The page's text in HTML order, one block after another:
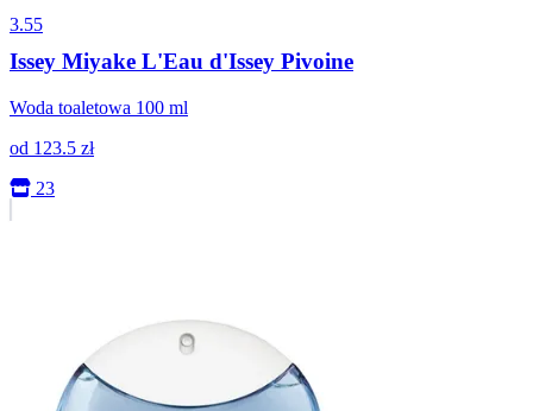
3.55
Issey Miyake L'Eau d'Issey Pivoine
Woda toaletowa 100 ml
od 123.5 zł
23